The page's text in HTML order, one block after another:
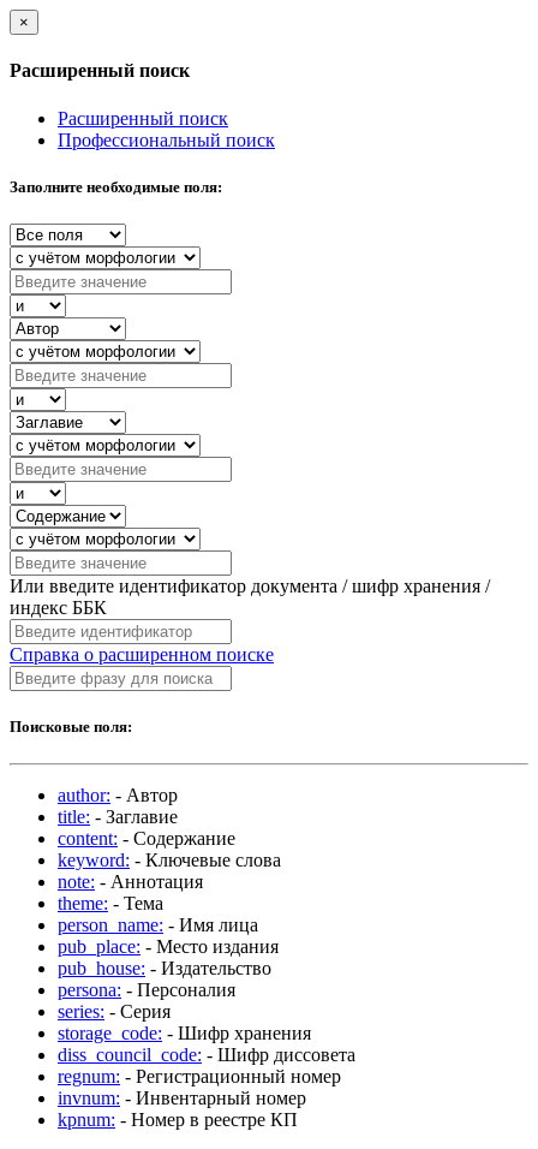
×
Расширенный поиск
Расширенный поиск
Профессиональный поиск
Заполните необходимые поля:
Или введите идентификатор документа / шифр хранения /
индекс ББК
Справка о расширенном поиске
Поисковые поля:
author: - Автор
title: - Заглавие
content: - Содержание
keyword: - Ключевые слова
note: - Аннотация
theme: - Тема
person_name: - Имя лица
pub_place: - Место издания
pub_house: - Издательство
persona: - Персоналия
series: - Серия
storage_code: - Шифр хранения
diss_council_code: - Шифр диссовета
regnum: - Регистрационный номер
invnum: - Инвентарный номер
kpnum: - Номер в реестре КП